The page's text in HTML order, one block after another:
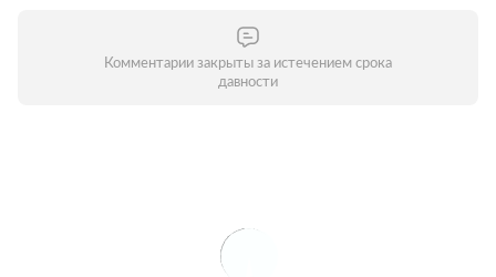
Комментарии закрыты за истечением срока
давности